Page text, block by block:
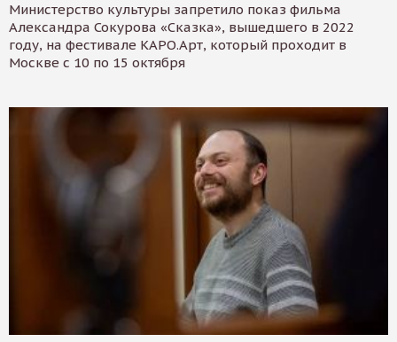
Министерство культуры запретило показ фильма
Александра Сокурова «Сказка», вышедшего в 2022
году, на фестивале КАРО.Арт, который проходит в
Москве с 10 по 15 октября